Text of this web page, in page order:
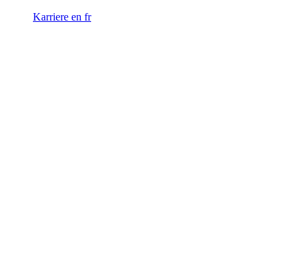
Karriere en fr